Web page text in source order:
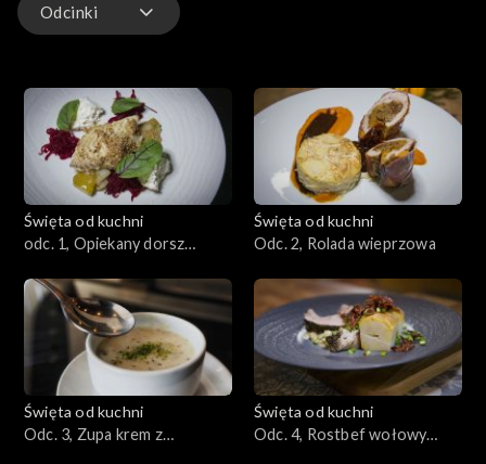
Odcinki
Święta od kuchni
odc. 1, Opiekany dorsz
twarogiem
Święta od kuchni
Odc. 2, Rolada wieprzowa
Święta od kuchni
Odc. 3, Zupa krem z
Święta od kuchni
Odc. 4, Rostbef wołowy